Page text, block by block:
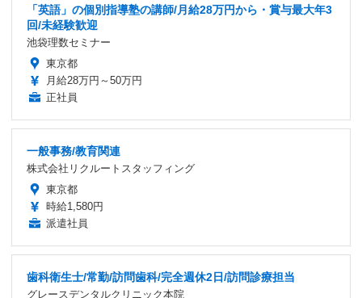
「英語」の個別指導塾の講師/月給28万円から・賞与最大年3
回/未経験歓迎
池袋理数セミナー
東京都
月給28万円～50万円
正社員
一般事務/教育関連
株式会社リクルートスタッフィング
東京都
時給1,580円
派遣社員
歯科衛生士/常勤/訪問歯科/完全週休2日/訪問診療担当
グレースデンタルクリニック本院